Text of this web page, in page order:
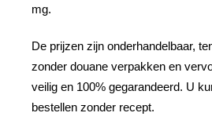
mg.
De prijzen zijn onderhandelbaar,
zonder douane verpakken en
veilig en 100% gegarandeerd. U
bestellen zonder recept.